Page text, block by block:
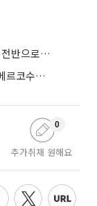
이 대통령 “아르헨, 최적의 파트너⋯공급망 전반으로 확대”
이 대통령, 아르헨티나 도착…리튬 공급망·메르코수르 협력 논의
추가취재 원해요
0